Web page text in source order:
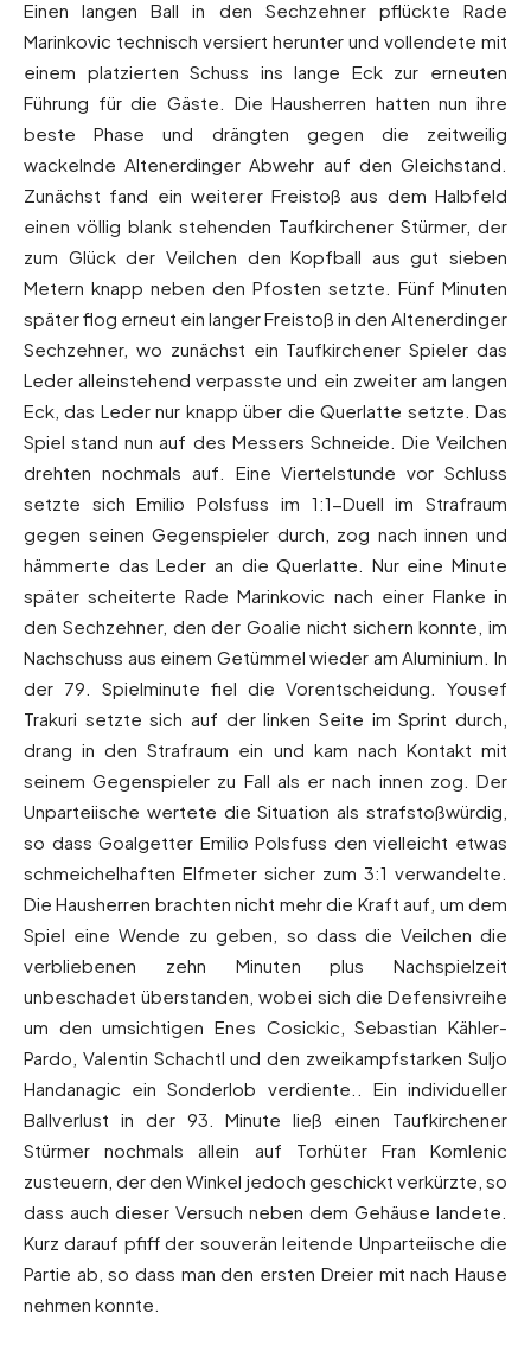
Einen langen Ball in den Sechzehner pflückte Rade
Marinkovic technisch versiert herunter und vollendete mit
einem platzierten Schuss ins lange Eck zur erneuten
Führung für die Gäste. Die Hausherren hatten nun ihre
beste Phase und drängten gegen die zeitweilig
wackelnde Altenerdinger Abwehr auf den Gleichstand.
Zunächst fand ein weiterer Freistoß aus dem Halbfeld
einen völlig blank stehenden Taufkirchener Stürmer, der
zum Glück der Veilchen den Kopfball aus gut sieben
Metern knapp neben den Pfosten setzte. Fünf Minuten
später flog erneut ein langer Freistoß in den Altenerdinger
Sechzehner, wo zunächst ein Taufkirchener Spieler das
Leder alleinstehend verpasste und ein zweiter am langen
Eck, das Leder nur knapp über die Querlatte setzte. Das
Spiel stand nun auf des Messers Schneide. Die Veilchen
drehten nochmals auf. Eine Viertelstunde vor Schluss
setzte sich Emilio Polsfuss im 1:1-Duell im Strafraum
gegen seinen Gegenspieler durch, zog nach innen und
hämmerte das Leder an die Querlatte. Nur eine Minute
später scheiterte Rade Marinkovic nach einer Flanke in
den Sechzehner, den der Goalie nicht sichern konnte, im
Nachschuss aus einem Getümmel wieder am Aluminium. In
der 79. Spielminute fiel die Vorentscheidung. Yousef
Trakuri setzte sich auf der linken Seite im Sprint durch,
drang in den Strafraum ein und kam nach Kontakt mit
seinem Gegenspieler zu Fall als er nach innen zog. Der
Unparteiische wertete die Situation als strafstoßwürdig,
so dass Goalgetter Emilio Polsfuss den vielleicht etwas
schmeichelhaften Elfmeter sicher zum 3:1 verwandelte.
Die Hausherren brachten nicht mehr die Kraft auf, um dem
Spiel eine Wende zu geben, so dass die Veilchen die
verbliebenen zehn Minuten plus Nachspielzeit
unbeschadet überstanden, wobei sich die Defensivreihe
um den umsichtigen Enes Cosickic, Sebastian Kähler-
Pardo, Valentin Schachtl und den zweikampfstarken Suljo
Handanagic ein Sonderlob verdiente.. Ein individueller
Ballverlust in der 93. Minute ließ einen Taufkirchener
Stürmer nochmals allein auf Torhüter Fran Komlenic
zusteuern, der den Winkel jedoch geschickt verkürzte, so
dass auch dieser Versuch neben dem Gehäuse landete.
Kurz darauf pfiff der souverän leitende Unparteiische die
Partie ab, so dass man den ersten Dreier mit nach Hause
nehmen konnte.